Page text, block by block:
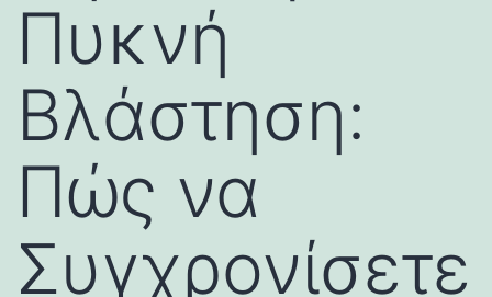
Πυκνή
Βλάστηση:
Πώς να
Συγχρονίσετε